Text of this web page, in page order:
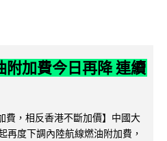
附加費今日再降 連續
費，相反香港不斷加價】中國大
再度下調內陸航線燃油附加費，